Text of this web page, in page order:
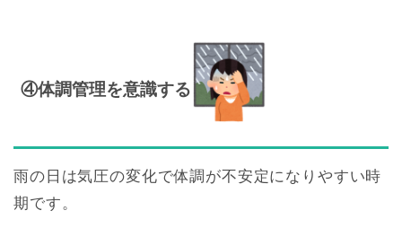
④体調管理を意識する
雨の日は気圧の変化で体調が不安定になりやすい時
期です。